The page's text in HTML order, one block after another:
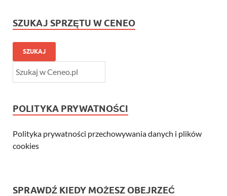
SZUKAJ SPRZĘTU W CENEO
SZUKAJ
POLITYKA PRYWATNOŚCI
Polityka prywatności przechowywania danych i plików
cookies
SPRAWDŹ KIEDY MOŻESZ OBEJRZEĆ